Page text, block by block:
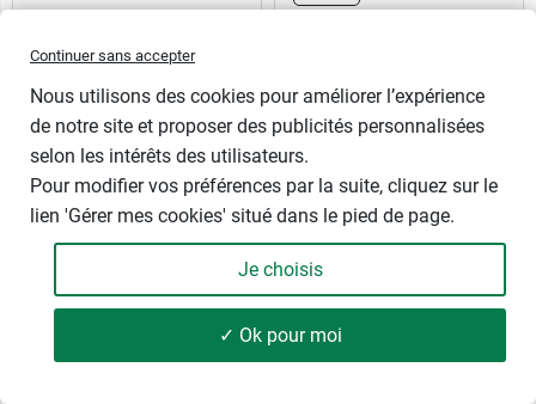
79 produits FILTRER
Continuer sans accepter
Nous utilisons des cookies pour améliorer l’expérience
de notre site et proposer des publicités personnalisées
selon les intérêts des utilisateurs.
Pour modifier vos préférences par la suite, cliquez sur le
lien 'Gérer mes cookies' situé dans le pied de page.
Je choisis
✓ Ok pour moi